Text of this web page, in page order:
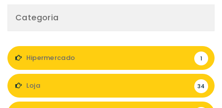
Categoria
Hipermercado 1
Loja 34